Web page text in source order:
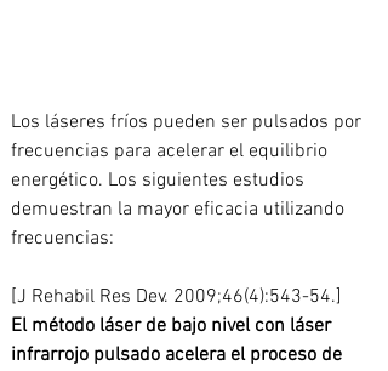
Los láseres fríos pueden ser pulsados por
frecuencias para acelerar el equilibrio
energético. Los siguientes estudios
demuestran la mayor eficacia utilizando
frecuencias:
[J Rehabil Res Dev. 2009;46(4):543-54.]
El método láser de bajo nivel con láser
infrarrojo pulsado acelera el proceso de